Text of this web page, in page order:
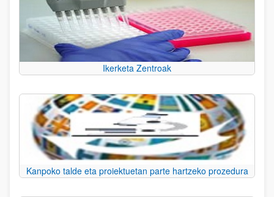
Ikerketa Zentroak
Kanpoko talde eta proiektuetan parte hartzeko prozedura